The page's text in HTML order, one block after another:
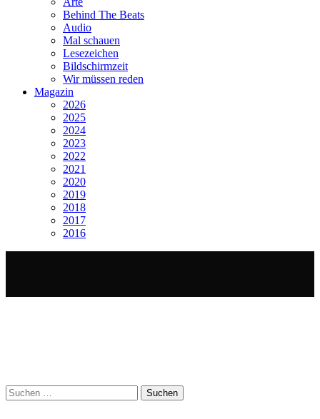
Behind The Beats
Audio
Mal schauen
Lesezeichen
Bildschirmzeit
Wir müssen reden
Magazin
2026
2025
2024
2023
2022
2021
2020
2019
2018
2017
2016
Suchen
nach: